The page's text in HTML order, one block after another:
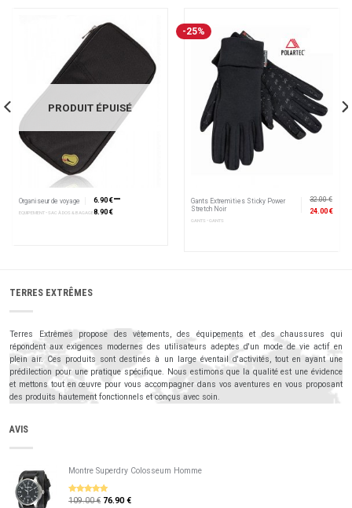
PRODUIT ÉPUISÉ
Organiseur de voyage
EQUIPEMENT • SAC À DOS & BAGAGE
6.90 €–
8.90 €
-25%
Gants Extremities Sticky Power
Stretch Noir
GANTS • GANTS
32.00 €
24.00 €
TERRES EXTRÊMES
Terres Extrêmes propose des vêtements, des équipements et des chaussures qui
répondent aux exigences modernes des utilisateurs adeptes d'un mode de vie actif en
plein air. Ces produits sont destinés à un large éventail d'activités, tout en ayant une
prédilection pour une pratique spécifique. Nous estimons que la qualité est une évidence
et mettons tout en œuvre pour vous accompagner dans vos aventures en vous proposant
des produits hautement fonctionnels et conçus avec soin.
AVIS
Montre Superdry Colosseum Homme
5sur 5
109.00 € 76.90 €